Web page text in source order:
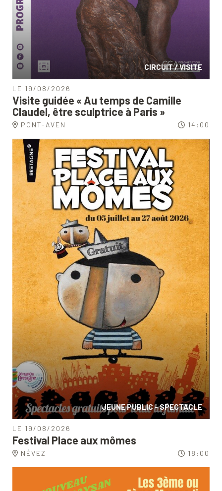
CIRCUIT / VISITE
LE 19/08/2026
Visite guidée « Au temps de Camille
Claudel, être sculptrice à Paris »
PONT-AVEN 14:00
JEUNE PUBLIC - SPECTACLE
LE 19/08/2026
Festival Place aux mômes
NÉVEZ 18:00